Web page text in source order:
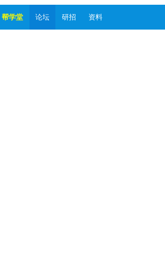
帮学堂 论坛 研招 资料